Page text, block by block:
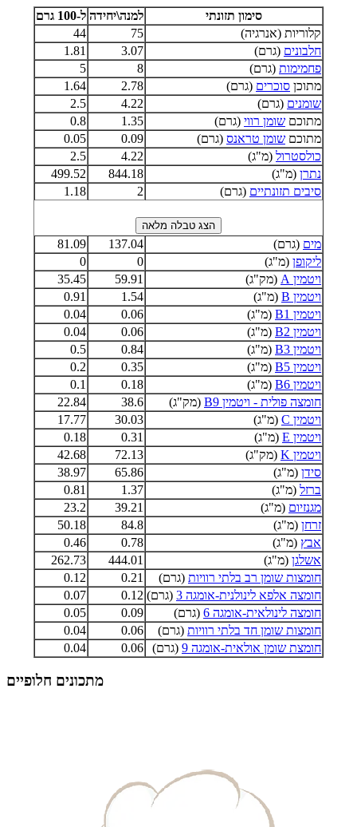
סימון תזונתי למנה\יחידה ל-100 גרם
קלוריות (אנרגיה)
75
44
חלבונים (גרם) 3.07
1.81
פחמימות (גרם) 8
5
מתוכן סוכרים (גרם) 2.78
1.64
שומנים (גרם) 4.22
2.5
מתוכם שומן רווי (גרם) 1.35
0.8
מתוכם שומן טראנס (גרם) 0.09
0.05
כולסטרול (מ"ג) 4.22
2.5
נתרן (מ"ג) 844.18
499.52
סיבים תזונתיים (גרם) 2
1.18
מים (גרם) 137.04
81.09
ליקופן (מ"ג) 0
0
ויטמין A
(מק"ג) 59.91
35.45
ויטמין B
(מ"ג) 1.54
0.91
ויטמין B1
(מ"ג) 0.06
0.04
ויטמין B2
(מ"ג) 0.06
0.04
ויטמין B3
(מ"ג) 0.84
0.5
ויטמין B5
(מ"ג) 0.35
0.2
ויטמין B6
(מ"ג) 0.18
0.1
חומצה פולית - ויטמין B9
(מק"ג) 38.6
22.84
ויטמין C
(מ"ג) 30.03
17.77
ויטמין E
(מ"ג) 0.31
0.18
ויטמין K
(מק"ג) 72.13
42.68
סידן (מ"ג) 65.86
38.97
ברזל (מ"ג) 1.37
0.81
מגנזיום (מ"ג) 39.21
23.2
זרחן (מ"ג) 84.8
50.18
אבץ (מ"ג) 0.78
0.46
אשלגן (מ"ג) 444.01
262.73
חומצות שומן רב בלתי רוויות (גרם) 0.21
0.12
חומצה אלפא לינולנית-אומגה 3
(גרם) 0.12
0.07
חומצה לינולאית-אומגה 6
(גרם) 0.09
0.05
חומצות שומן חד בלתי רוויות (גרם) 0.06
0.04
חומצת שומן אולאית-אומגה 9
(גרם) 0.06
0.04
מתכונים חלופיים